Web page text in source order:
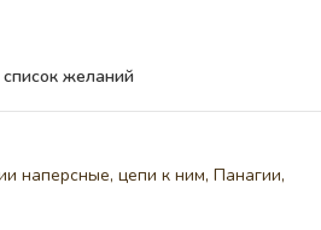
желаний
наперсные, цепи к ним, Панагии,